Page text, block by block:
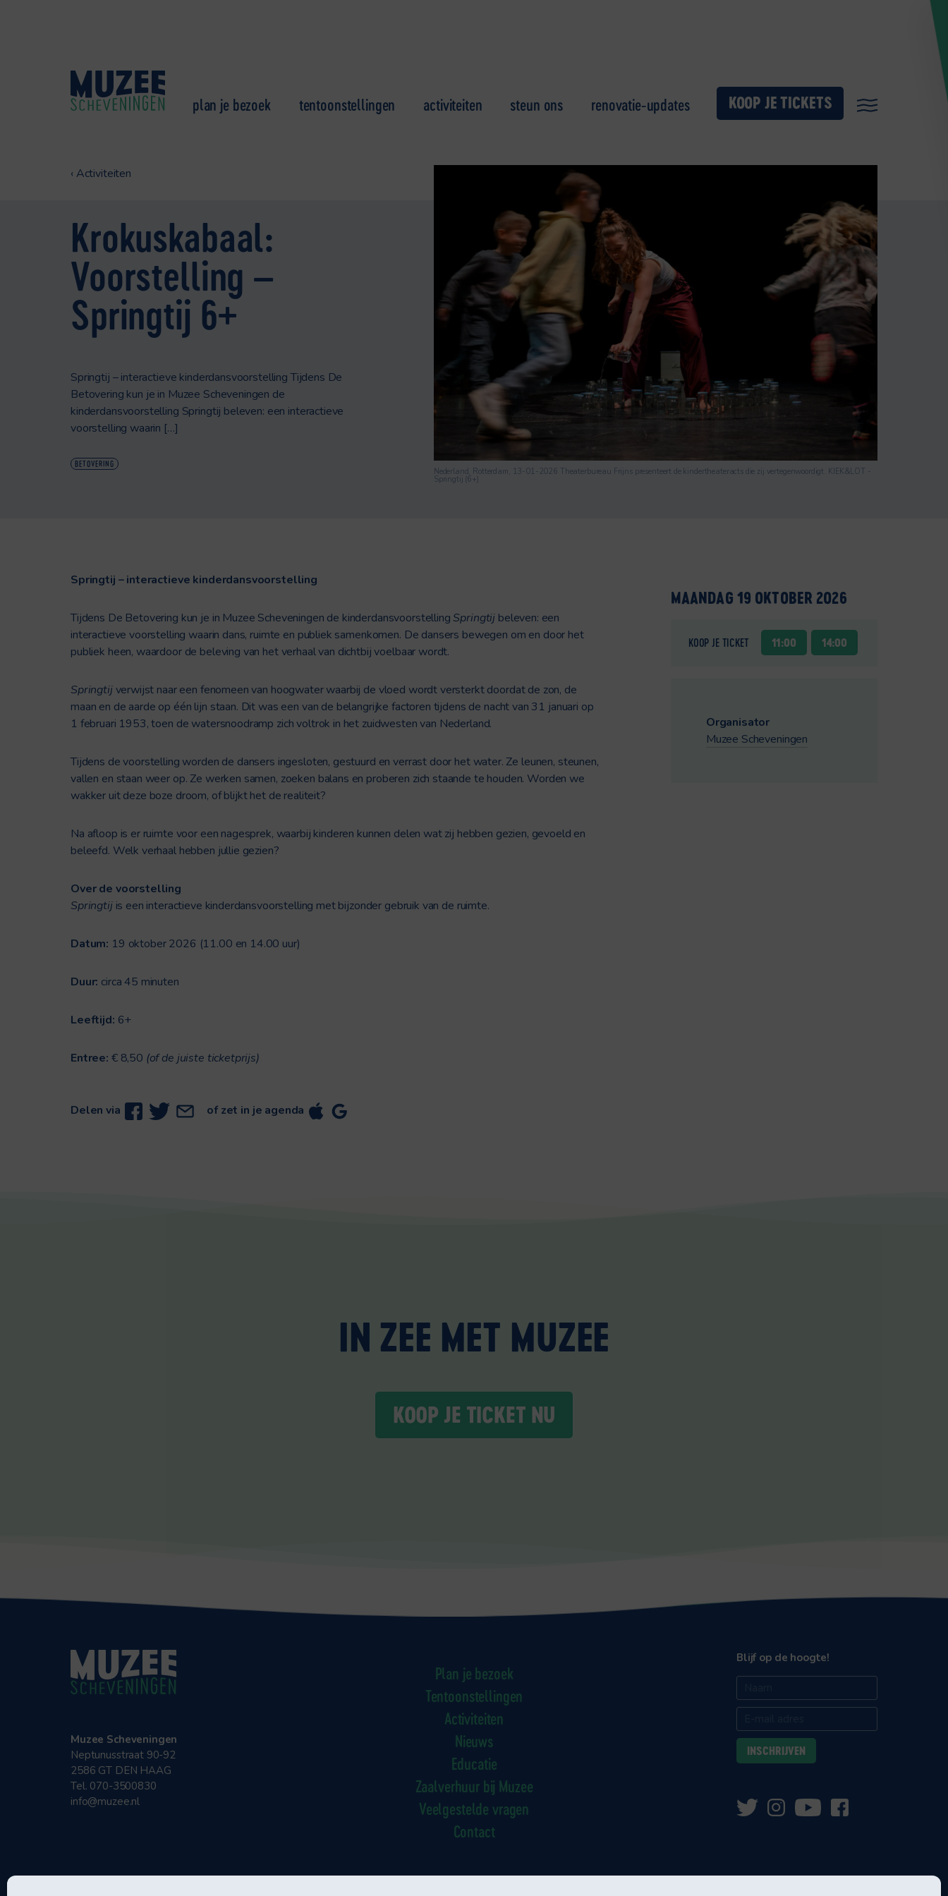
plan je bezoek tentoonstellingen activiteiten steun ons renovatie-updates KOOP JE TICKETS
‹ Activiteiten
Krokuskabaal:
Voorstelling –
Springtij 6+
Springtij – interactieve kinderdansvoorstelling Tijdens De
Betovering kun je in Muzee Scheveningen de
kinderdansvoorstelling Springtij beleven: een interactieve
voorstelling waarin […]
BETOVERING
Nederland, Rotterdam, 13-01-2026 Theaterbureau Frijns presenteert de kindertheateracts die zij vertegenwoordigt. KIEK&LOT -
Springtij (6+)
Springtij – interactieve kinderdansvoorstelling
Tijdens De Betovering kun je in Muzee Scheveningen de kinderdansvoorstellingSpringtij beleven: een
interactieve voorstelling waarin dans, ruimte en publiek samenkomen. De dansers bewegen om en door het
publiek heen, waardoor de beleving van het verhaal van dichtbij voelbaar wordt.
Springtijverwijst naar een fenomeen van hoogwater waarbij de vloed wordt versterkt doordat de zon, de
maan en de aarde op één lijn staan. Dit was een van de belangrijke factoren tijdens de nacht van 31 januari op
1 februari 1953, toen de watersnoodramp zich voltrok in het zuidwesten van Nederland.
Tijdens de voorstelling worden de dansers ingesloten, gestuurd en verrast door het water. Ze leunen, steunen,
vallen en staan weer op. Ze werken samen, zoeken balans en proberen zich staande te houden. Worden we
wakker uit deze boze droom, of blijkt het de realiteit?
Na afloop is er ruimte voor een nagesprek, waarbij kinderen kunnen delen wat zij hebben gezien, gevoeld en
beleefd. Welk verhaal hebben jullie gezien?
Over de voorstelling
Springtijis een interactieve kinderdansvoorstelling met bijzonder gebruik van de ruimte.
Datum: 19 oktober 2026 (11.00 en 14.00 uur)
Duur: circa 45 minuten
Leeftijd: 6+
Entree: € 8,50 (of de juiste ticketprijs)
Delen via of zet in je agenda
MAANDAG 19 OKTOBER 2026
KOOP JE TICKET 11:00 14:00
Organisator
Muzee Scheveningen
IN ZEE MET MUZEE
KOOP JE TICKET NU
Muzee Scheveningen
Neptunusstraat 90-92
2586 GT DEN HAAG
Tel. 070-3500830
info@muzee.nl
Plan je bezoek
Tentoonstellingen
Activiteiten
Nieuws
Educatie
Zaalverhuur bij Muzee
Veelgestelde vragen
Contact
Blijf op de hoogte!